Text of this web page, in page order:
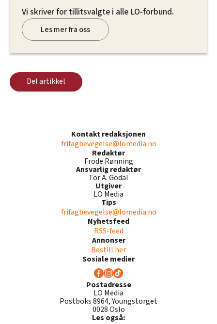
Vi skriver for tillitsvalgte i alle LO-forbund.
Les mer fra oss
Del artikkel
Kontakt redaksjonen
frifagbevegelse@lomedia.no
Redaktør
Frode Rønning
Ansvarlig redaktør
Tor A. Godal
Utgiver
LO Media
Tips
frifagbevegelse@lomedia.no
Nyhetsfeed
RSS-feed
Annonser
Bestill her
Sosiale medier
Postadresse
LO Media
Postboks 8964, Youngstorget
0028 Oslo
Les også: